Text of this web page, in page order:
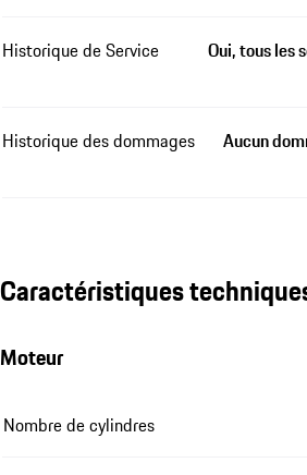
Historique de Service
Oui, tous les
Historique des dommages
Aucun
Caractéristiques
Moteur
Nombre de cylindres